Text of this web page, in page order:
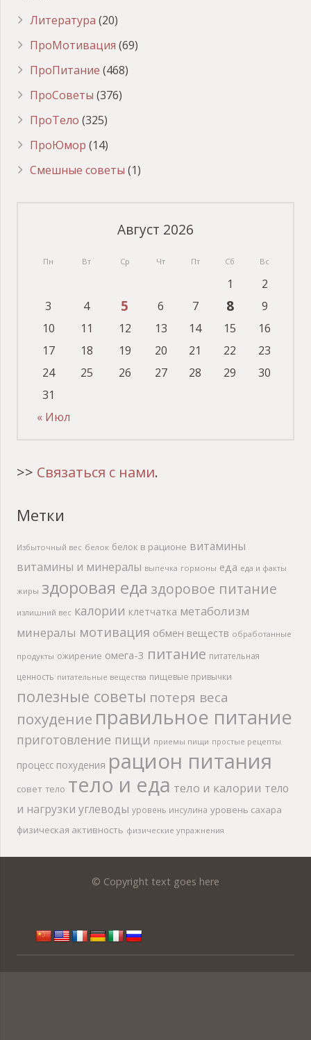
Литература (20)
ПроМотивация (69)
ПроПитание (468)
ПроСоветы (376)
ПроТело (325)
ПроЮмор (14)
Смешные советы (1)
Август 2026
Пн Вт Ср Чт Пт Сб Вс
« Июл
1
2
3
4 5 6 7 8
9
10
11 12 13 14 15
16
17
18 19 20 21 22
23
24
25 26 27 28 29
30
31
>> Связаться с нами.
Метки
Избыточный вес белок белок в рационе витамины
витамины и минералы выпечка гормоны еда еда и факты
жиры здоровая еда здоровое питание
излишний вес калории клетчатка метаболизм
минералы мотивация обмен веществ обработанные
продукты ожирение омега-3 питание питательная
ценность питательные вещества пищевые привычки
полезные советы потеря веса
похудение правильное питание
приготовление пищи приемы пищи простые рецепты
процесс похудения рацион питания
совет тело тело и еда тело и калории тело
и нагрузки углеводы уровень инсулина уровень сахара
физическая активность физические упражнения
© Copyright text goes here